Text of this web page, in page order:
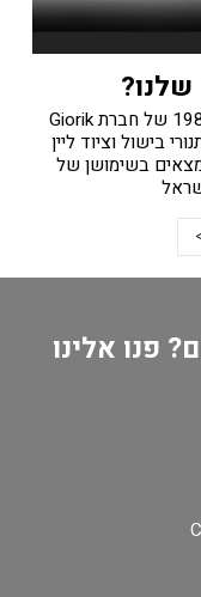
אנחנו נציגים בלעדיים בישראל משנת 1987 של חברת Giorik
בישול וציוד ליין
בשימושן של
פנו אלינו